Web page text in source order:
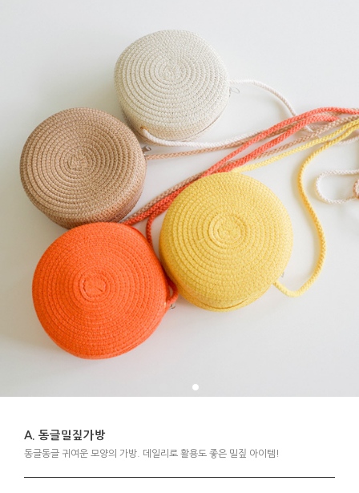
A. 동글밀짚가방
동글동글 귀여운 모양의 가방. 데일리로 활용도 좋은 밀짚 아이템!